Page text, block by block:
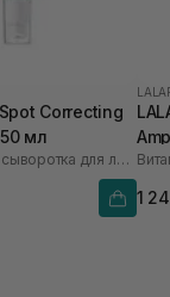
Correcting
мл
Осветляющая сыворотка для лица
1